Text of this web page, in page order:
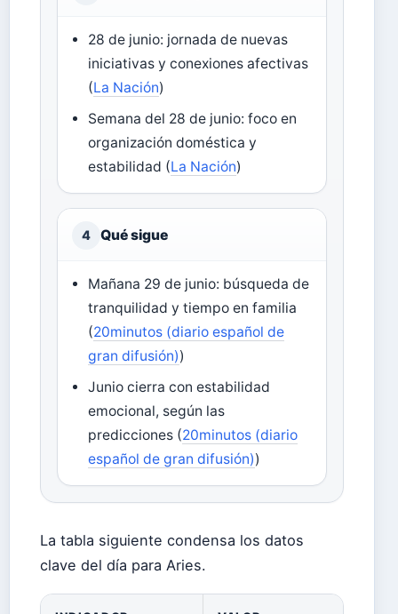
28 de junio: jornada de nuevas
iniciativas y conexiones afectivas
(La Nación)
Semana del 28 de junio: foco en
organización doméstica y
estabilidad (La Nación)
4 Qué sigue
Mañana 29 de junio: búsqueda de
tranquilidad y tiempo en familia
(20minutos (diario español de
gran difusión))
Junio cierra con estabilidad
emocional, según las
predicciones (20minutos (diario
español de gran difusión))
La tabla siguiente condensa los datos
clave del día para Aries.